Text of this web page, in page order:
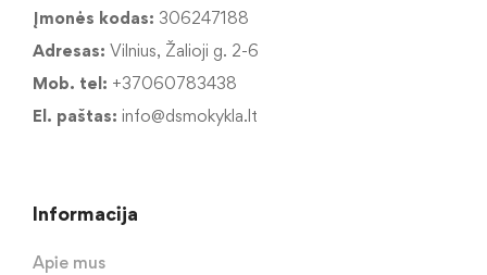
Įmonės kodas: 306247188
Adresas: Vilnius, Žalioji g. 2-6
Mob. tel: +37060783438
El. paštas: info@dsmokykla.lt
Informacija
Apie mus